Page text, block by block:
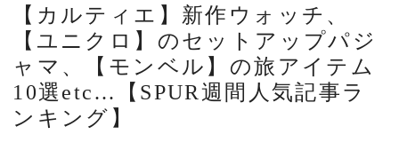
CULTURE
CELEBRITY
【カルティエ】新作ウォッチ、
【ユニクロ】のセットアップパジ
ャマ、【モンベル】の旅アイテム
10選etc...【SPUR週間人気記事ラ
ンキング】